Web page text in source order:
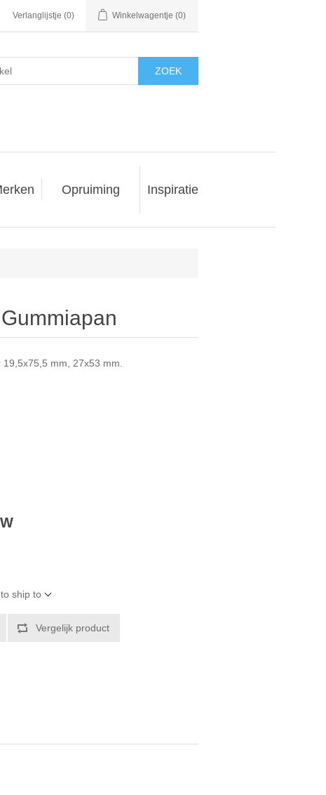
Verlanglijstje (0) Winkelwagentje (0)
ZOEK
Opruiming Inspiratie
mm, 27x53 mm.
ship to
Vergelijk product